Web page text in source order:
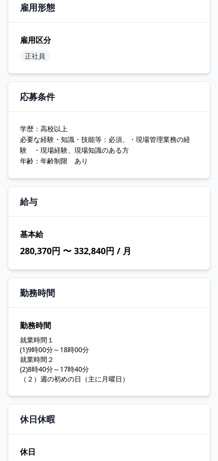
雇用形態
雇用区分
正社員
応募条件
学歴：高校以上
必要な経験・知識・技能等：必須、・現場管理業務の経
験 ・現場経験、現場知識のある方
年齢：年齢制限 あり
給与
基本給
280,370円 〜 332,840円 / 月
勤務時間
勤務時間
就業時間１
(1)9時00分～18時00分
就業時間２
(2)8時40分～17時40分
（２）週の初めの日（主に月曜日）
休日休暇
休日